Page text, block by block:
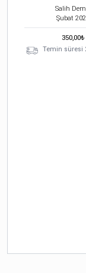
Salih
Şubat
350,00₺
Temin süresi